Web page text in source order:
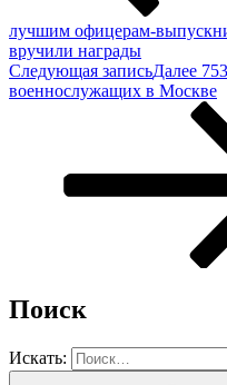
лучшим офицерам-
вручили награды
Следующая записьДалее
военнослужащих в Москве
Поиск
Искать: